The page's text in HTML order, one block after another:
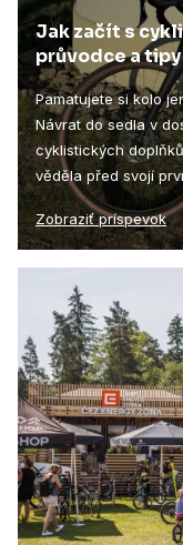
Jak začít s
průvodce a
Pamatujete si kolo
Návrat do sedla v
cyklistických
věděla před svojí
Zobraziť príspevok